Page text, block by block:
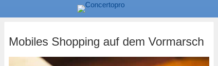
Mobiles Shopping auf dem Vormarsch